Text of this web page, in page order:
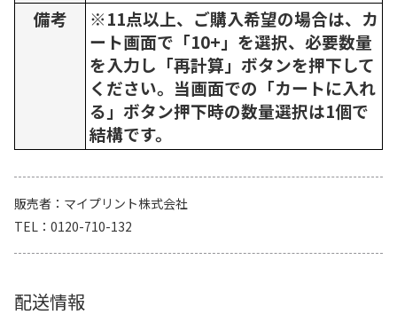
備考
※11点以上、ご購入希望の場合は、カ
ート画面で「10+」を選択、必要数量
を入力し「再計算」ボタンを押下して
ください。当画面での「カートに入れ
る」ボタン押下時の数量選択は1個で
結構です。
販売者
マイプリント株式会社
TEL
0120-710-132
配送情報